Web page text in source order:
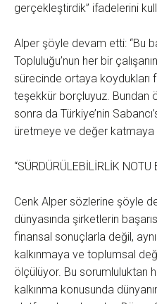
gerçekleştirdik” ifadelerini
Alper şöyle devam etti: “Bu
Topluluğu’nun her bir
sürecinde ortaya koydukları
teşekkür borçluyuz. Bundan
sonra da Türkiye’nin
üretmeye ve değer katmaya
“SÜRDÜRÜLEBİLİRLİK NOTU
Cenk Alper sözlerine şöyle
dünyasında şirketlerin
finansal sonuçlarla değil,
kalkınmaya ve toplumsal
ölçülüyor. Bu sorumluluktan
kalkınma konusunda